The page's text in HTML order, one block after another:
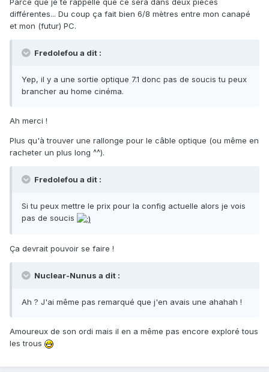
Parce que je te rappelle que ce sera dans deux pièces
différentes... Du coup ça fait bien 6/8 mètres entre mon canapé
et mon (futur) PC.
Fredolefou a dit :
Yep, il y a une sortie optique 7.1 donc pas de soucis tu peux
brancher au home cinéma.
Ah merci !
Plus qu'à trouver une rallonge pour le câble optique (ou même en
racheter un plus long ^^).
Fredolefou a dit :
Si tu peux mettre le prix pour la config actuelle alors je vois
pas de soucis
Ça devrait pouvoir se faire !
Nuclear-Nunus a dit :
Ah ? J'ai même pas remarqué que j'en avais une ahahah !
Amoureux de son ordi mais il en a même pas encore exploré tous
les trous